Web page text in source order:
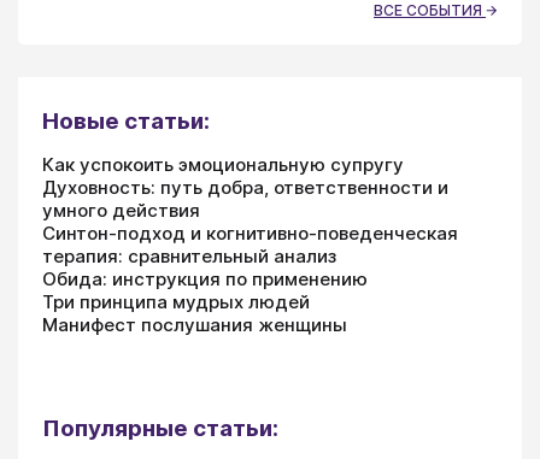
ВСЕ СОБЫТИЯ
Новые статьи:
Как успокоить эмоциональную супругу
Духовность: путь добра, ответственности и
умного действия
Синтон-подход и когнитивно-поведенческая
терапия: сравнительный анализ
Обида: инструкция по применению
Три принципа мудрых людей
Манифест послушания женщины
Популярные статьи: